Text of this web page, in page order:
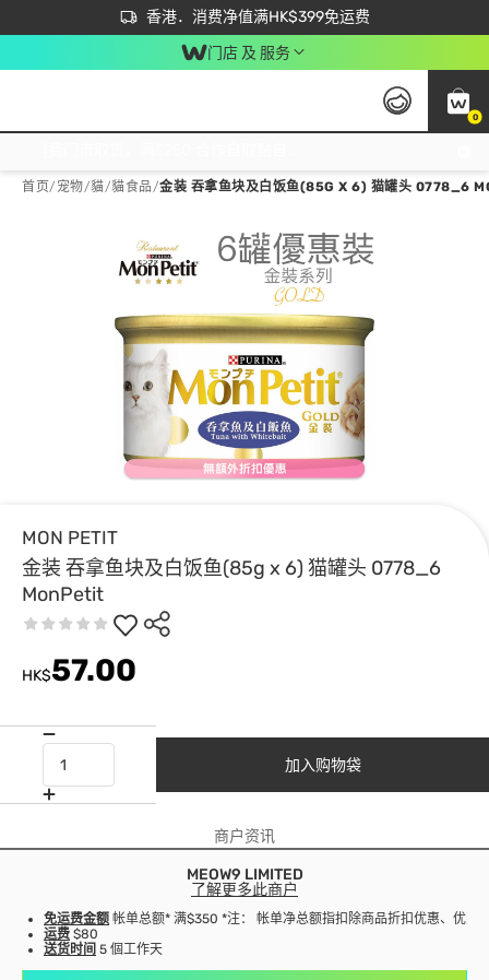
香港．消费净值满HK$399免运费
立即成为易赏钱会员尽享独家优惠
首次APP下单买满$450 输入 NEWAPP 即减$50
门店 及 服务
0
首页/ 宠物/貓/貓食品/金装 吞拿鱼块及白饭鱼(85G X 6) 猫罐头 0778_6
MON PETIT
金装 吞拿鱼块及白饭鱼(85g x 6) 猫罐头 0778_6
MonPetit
HK$57.00
加入购物袋
商户资讯
MEOW9 LIMITED
了解更多此商户
免运费金额 帐单总额* 满$350 *注： 帐单净总额指扣除商品折扣优惠、优惠
运费 $80
送货时间 5 個工作天